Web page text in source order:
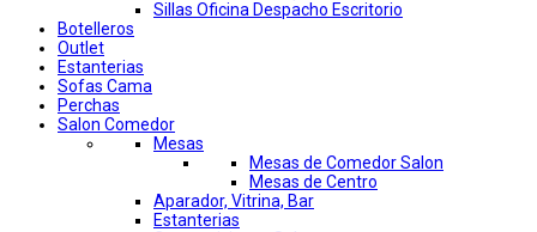
Sillas Oficina Despacho Escritorio
Botelleros
Outlet
Estanterias
Sofas Cama
Perchas
Salon Comedor
Mesas
Mesas de Comedor Salon
Mesas de Centro
Aparador, Vitrina, Bar
Estanterias